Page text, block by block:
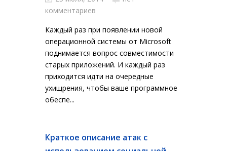
комментариев
Каждый раз при появлении новой
операционной системы от Microsoft
поднимается вопрос совместимости
старых приложений. И каждый раз
приходится идти на очередные
ухищрения, чтобы ваше программное
обеспе...
Краткое описание атак с